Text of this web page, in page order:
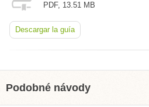
PDF, 13.51 MB
Descargar la guía
Podobné návody